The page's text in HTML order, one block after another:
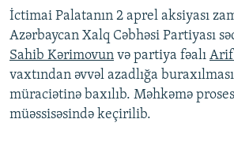
QANUNI DOĞRU
ARAŞDIRMA
MULTIMEDIA
VIDEO
RADIO ARXIV
İctimai Palatanın 2 aprel aksiyası
Azərbaycan Xalq Cəbhəsi Partiyası
Sahib Kərimovun və partiya fəalı Arif
vaxtından əvvəl azadlığa
müraciətinə baxılıb. Məhkəmə
müəssisəsində keçirilib.